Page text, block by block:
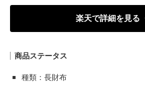
楽天で詳細を見る
商品ステータス
種類：長財布